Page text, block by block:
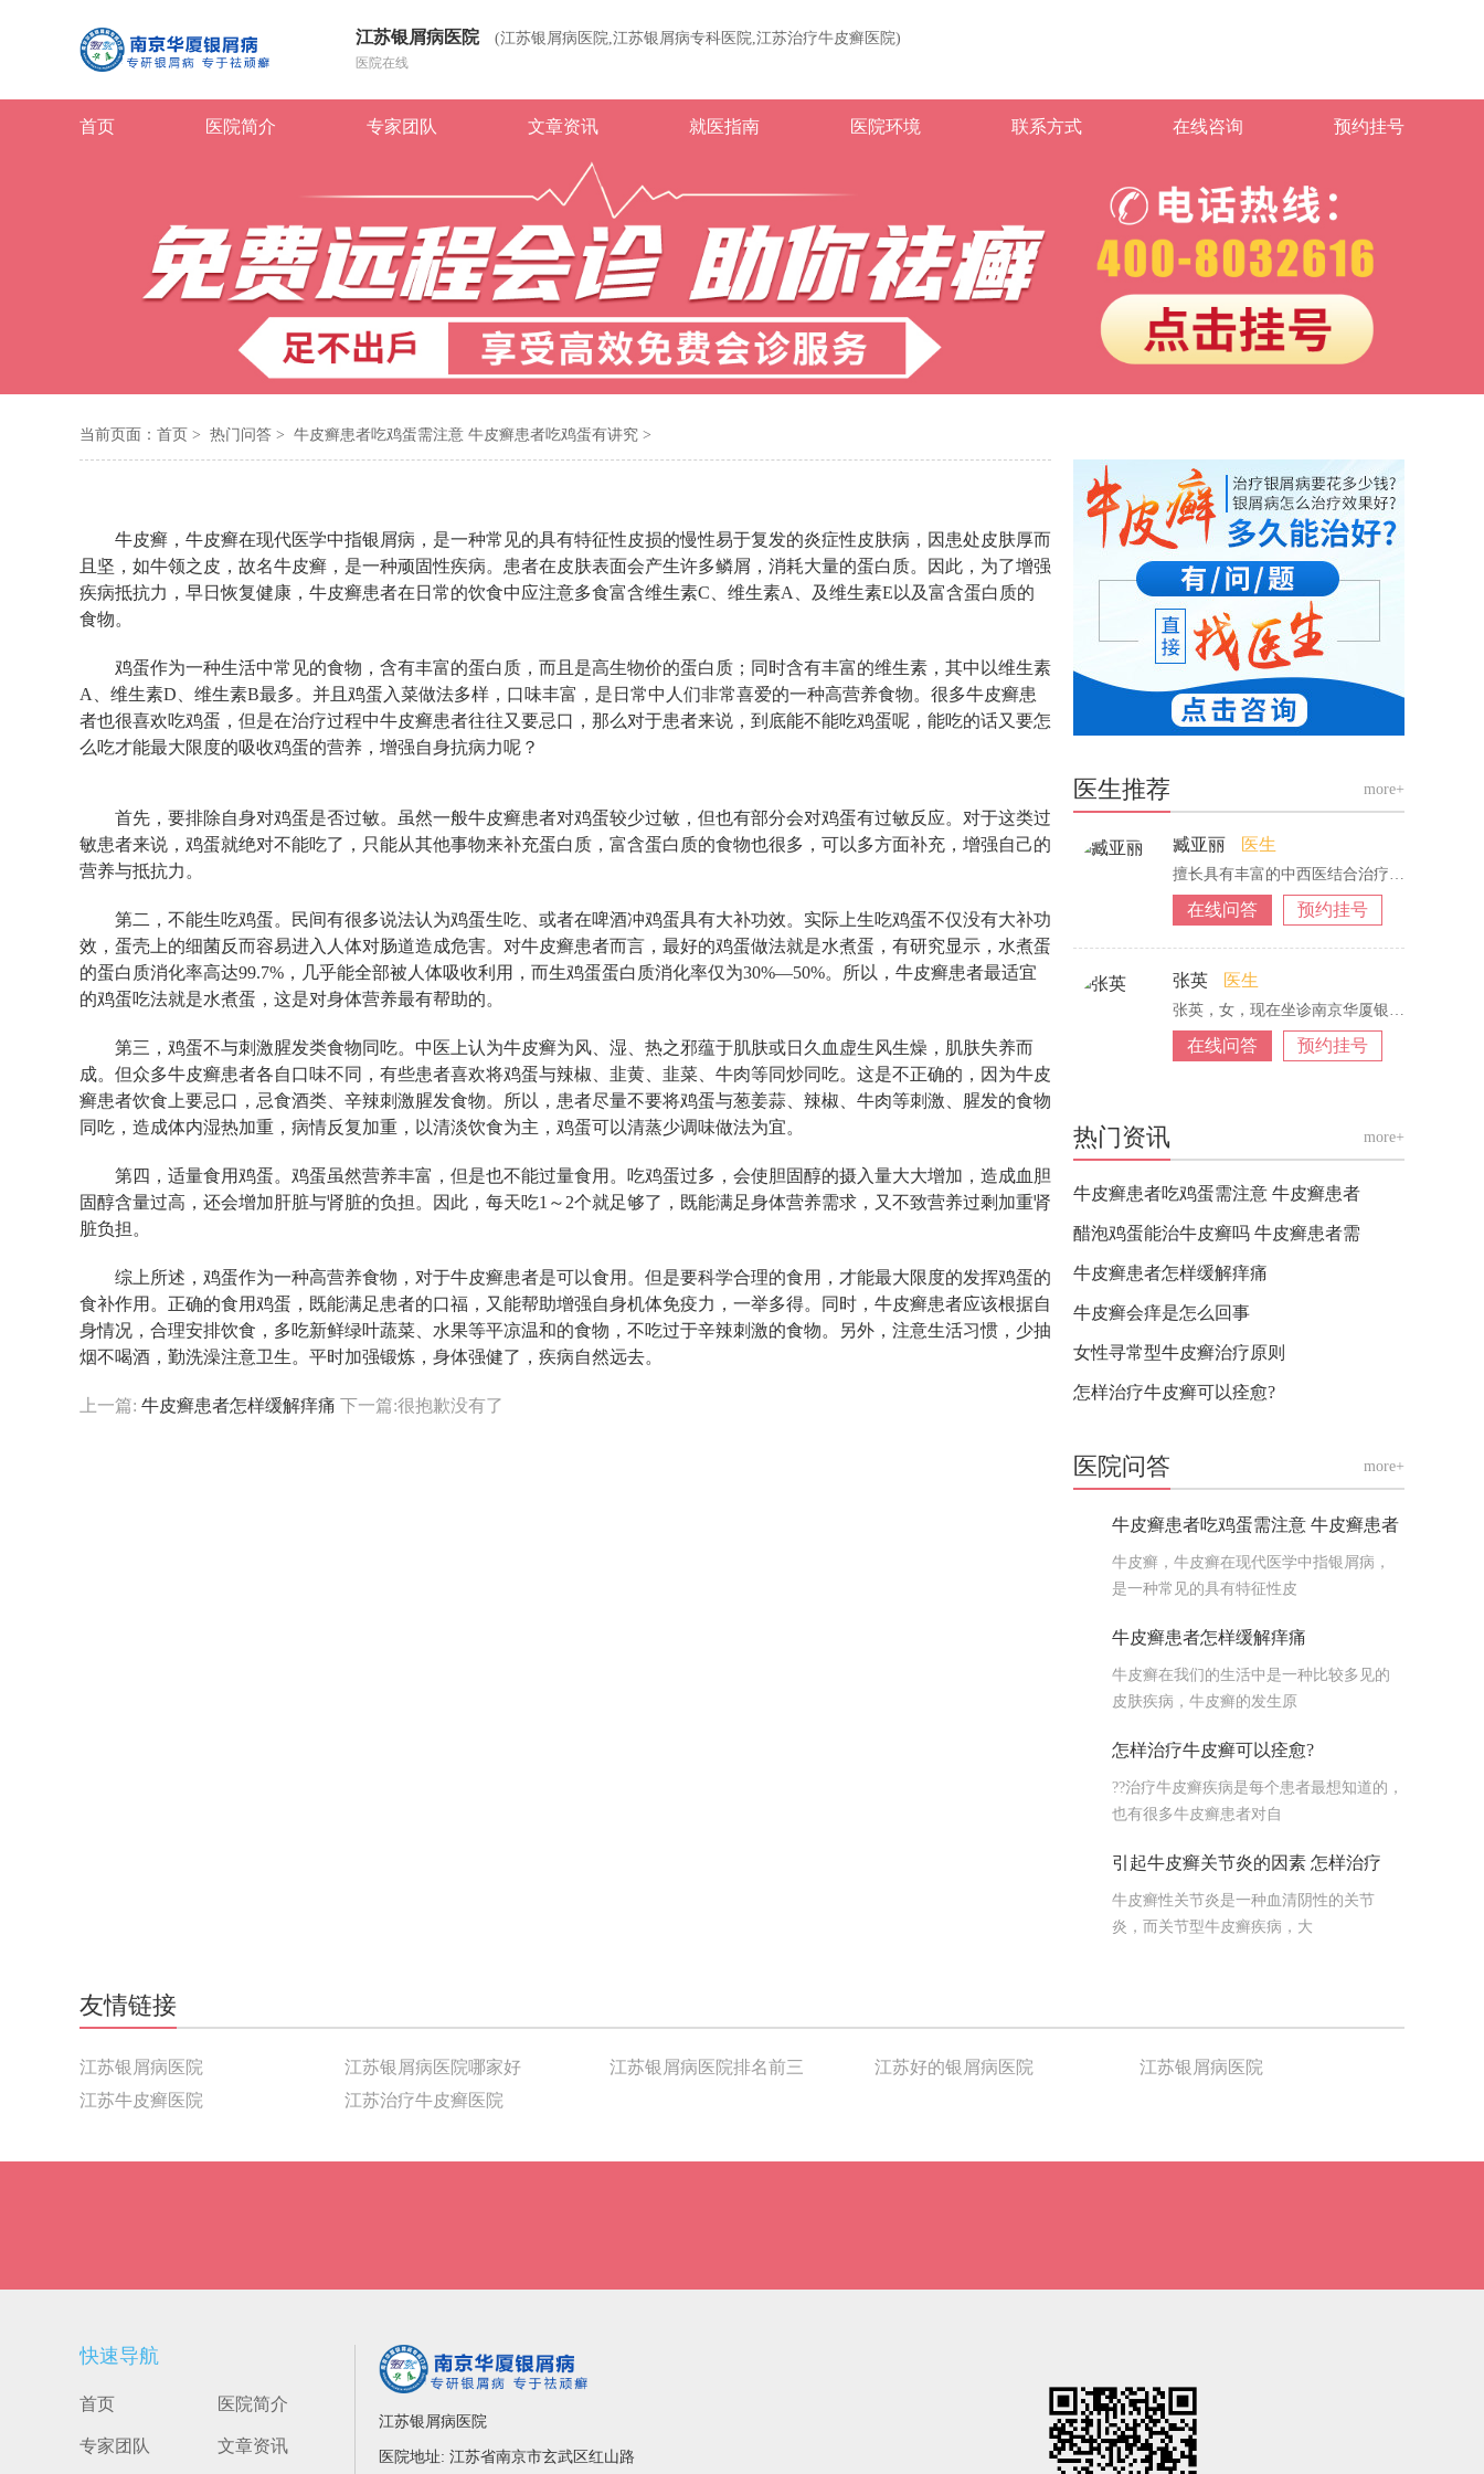
江苏银屑病医院 (江苏银屑病医院,江苏银屑病专科医院,江苏治疗牛皮癣医院)
医院在线
首页 医院简介 专家团队 文章资讯 就医指南 医院环境 联系方式 在线咨询 预约挂号
当前页面： 首页 > 热门问答 > 牛皮癣患者吃鸡蛋需注意 牛皮癣患者吃鸡蛋有讲究 >
牛皮癣，牛皮癣在现代医学中指银屑病，是一种常见的具有特征性皮损的慢性易于复发的炎症性皮肤病，因患处皮肤厚而
且坚，如牛领之皮，故名牛皮癣，是一种顽固性疾病。患者在皮肤表面会产生许多鳞屑，消耗大量的蛋白质。因此，为了增强
疾病抵抗力，早日恢复健康，牛皮癣患者在日常的饮食中应注意多食富含维生素C、维生素A、及维生素E以及富含蛋白质的
食物。
鸡蛋作为一种生活中常见的食物，含有丰富的蛋白质，而且是高生物价的蛋白质；同时含有丰富的维生素，其中以维生素
A、维生素D、维生素B最多。并且鸡蛋入菜做法多样，口味丰富，是日常中人们非常喜爱的一种高营养食物。很多牛皮癣患
者也很喜欢吃鸡蛋，但是在治疗过程中牛皮癣患者往往又要忌口，那么对于患者来说，到底能不能吃鸡蛋呢，能吃的话又要怎
么吃才能最大限度的吸收鸡蛋的营养，增强自身抗病力呢？
首先，要排除自身对鸡蛋是否过敏。虽然一般牛皮癣患者对鸡蛋较少过敏，但也有部分会对鸡蛋有过敏反应。对于这类过
敏患者来说，鸡蛋就绝对不能吃了，只能从其他事物来补充蛋白质，富含蛋白质的食物也很多，可以多方面补充，增强自己的
营养与抵抗力。
第二，不能生吃鸡蛋。民间有很多说法认为鸡蛋生吃、或者在啤酒冲鸡蛋具有大补功效。实际上生吃鸡蛋不仅没有大补功
效，蛋壳上的细菌反而容易进入人体对肠道造成危害。对牛皮癣患者而言，最好的鸡蛋做法就是水煮蛋，有研究显示，水煮蛋
的蛋白质消化率高达99.7%，几乎能全部被人体吸收利用，而生鸡蛋蛋白质消化率仅为30%—50%。所以，牛皮癣患者最适宜
的鸡蛋吃法就是水煮蛋，这是对身体营养最有帮助的。
第三，鸡蛋不与刺激腥发类食物同吃。中医上认为牛皮癣为风、湿、热之邪蕴于肌肤或日久血虚生风生燥，肌肤失养而
成。但众多牛皮癣患者各自口味不同，有些患者喜欢将鸡蛋与辣椒、韭黄、韭菜、牛肉等同炒同吃。这是不正确的，因为牛皮
癣患者饮食上要忌口，忌食酒类、辛辣刺激腥发食物。所以，患者尽量不要将鸡蛋与葱姜蒜、辣椒、牛肉等刺激、腥发的食物
同吃，造成体内湿热加重，病情反复加重，以清淡饮食为主，鸡蛋可以清蒸少调味做法为宜。
第四，适量食用鸡蛋。鸡蛋虽然营养丰富，但是也不能过量食用。吃鸡蛋过多，会使胆固醇的摄入量大大增加，造成血胆
固醇含量过高，还会增加肝脏与肾脏的负担。因此，每天吃1～2个就足够了，既能满足身体营养需求，又不致营养过剩加重肾
脏负担。
综上所述，鸡蛋作为一种高营养食物，对于牛皮癣患者是可以食用。但是要科学合理的食用，才能最大限度的发挥鸡蛋的
食补作用。正确的食用鸡蛋，既能满足患者的口福，又能帮助增强自身机体免疫力，一举多得。同时，牛皮癣患者应该根据自
身情况，合理安排饮食，多吃新鲜绿叶蔬菜、水果等平凉温和的食物，不吃过于辛辣刺激的食物。另外，注意生活习惯，少抽
烟不喝酒，勤洗澡注意卫生。平时加强锻炼，身体强健了，疾病自然远去。
上一篇: 牛皮癣患者怎样缓解痒痛 下一篇:很抱歉没有了
医生推荐 more+
臧亚丽 医生
在线问答 预约挂号
张英 医生
在线问答 预约挂号
热门资讯 more+
牛皮癣患者吃鸡蛋需注意 牛皮癣患者
醋泡鸡蛋能治牛皮癣吗 牛皮癣患者需
牛皮癣患者怎样缓解痒痛
牛皮癣会痒是怎么回事
女性寻常型牛皮癣治疗原则
怎样治疗牛皮癣可以痊愈?
医院问答 more+
牛皮癣患者吃鸡蛋需注意 牛皮癣患者
牛皮癣，牛皮癣在现代医学中指银屑病，
是一种常见的具有特征性皮
牛皮癣患者怎样缓解痒痛
牛皮癣在我们的生活中是一种比较多见的
皮肤疾病，牛皮癣的发生原
怎样治疗牛皮癣可以痊愈?
??治疗牛皮癣疾病是每个患者最想知道的，
也有很多牛皮癣患者对自
引起牛皮癣关节炎的因素 怎样治疗
牛皮癣性关节炎是一种血清阴性的关节
炎，而关节型牛皮癣疾病，大
友情链接
江苏银屑病医院 江苏银屑病医院哪家好 江苏银屑病医院排名前三 江苏好的银屑病医院
江苏银屑病医院
江苏牛皮癣医院
江苏治疗牛皮癣医院
快速导航
首页 医院简介
专家团队 文章资讯
江苏银屑病医院
医院地址: 江苏省南京市玄武区红山路